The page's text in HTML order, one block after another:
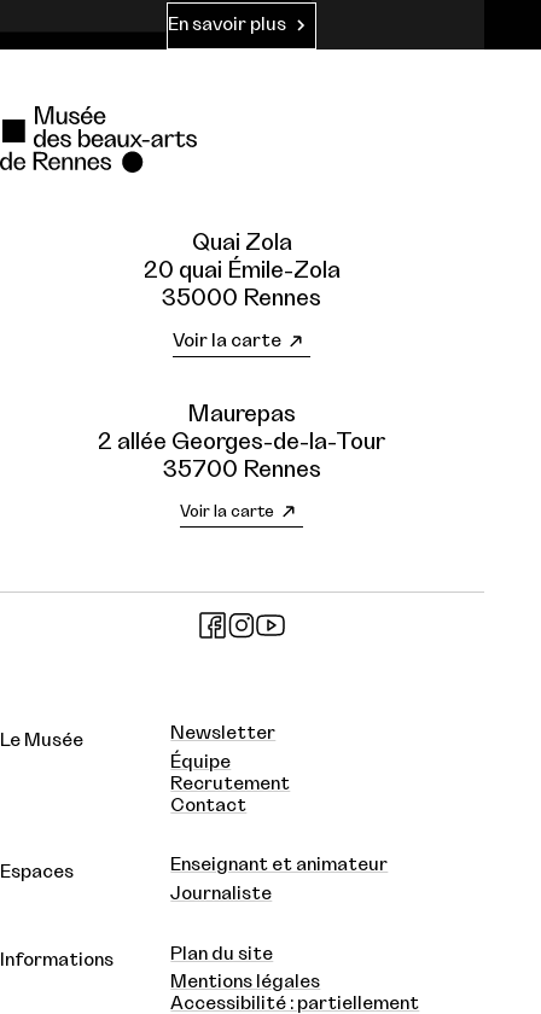
En savoir plus
Quai Zola
20 quai Émile-Zola
35000 Rennes
Voir la carte
Maurepas
2 allée Georges-de-la-Tour
35700 Rennes
Voir la carte
Le Musée
Newsletter
Équipe
Recrutement
Contact
Espaces
Enseignant et animateur
Journaliste
Informations
Plan du site
Mentions légales
Accessibilité : partiellement